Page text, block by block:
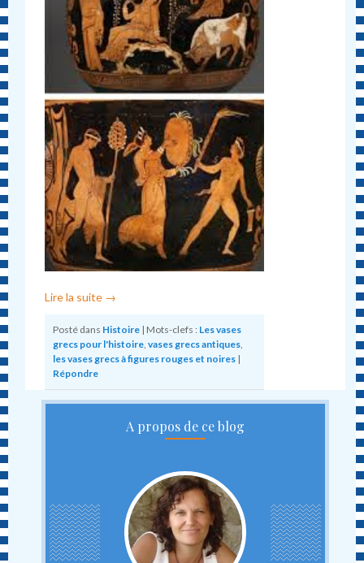
Lire la suite →
Posté dans Histoire | Mots-clefs : Les vases
grecs pour l'histoire,vases grecs antiques,
les vases grecs à figures rouges et noires |
Répondre
A propos de ce blog